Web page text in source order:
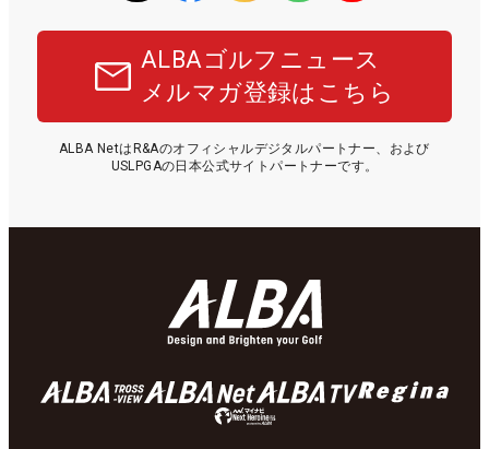
ALBAゴルフニュース
メルマガ登録はこちら
ALBA NetはR&Aのオフィシャルデジタルパートナー、および
USLPGAの日本公式サイトパートナーです。